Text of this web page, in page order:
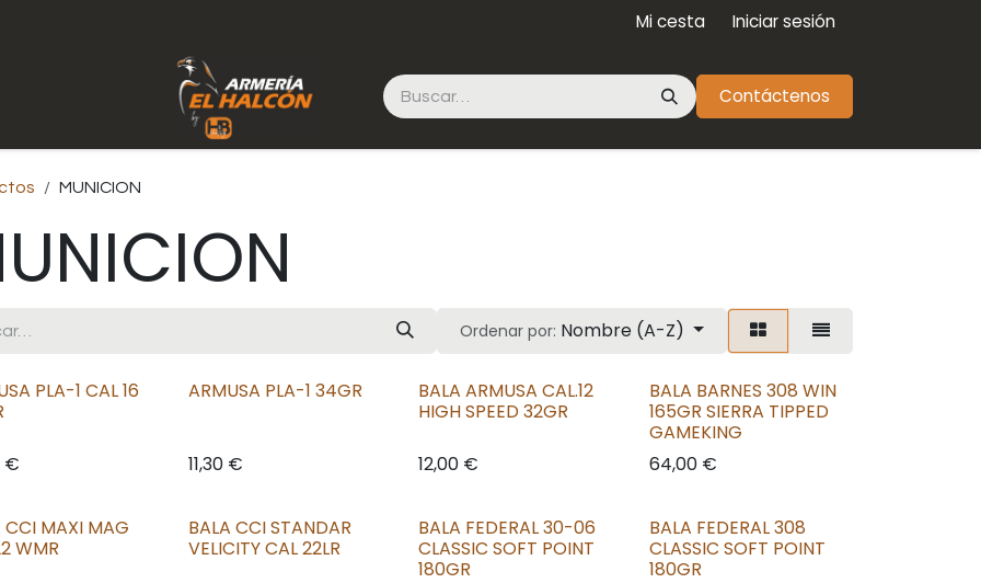
Mi cesta Iniciar sesión
Contáctenos
MUNICION
Ordenar por: Nombre (A-Z)
PLA-1 CAL 16
€
ARMUSA PLA-1 34GR
11,30 €
BALA ARMUSA CAL.12
HIGH SPEED 32GR
12,00 €
BALA BARNES 308 WIN
165GR SIERRA TIPPED
GAMEKING
64,00€
CCI MAXI MAG
WMR
BALA CCI STANDAR
VELICITY CAL 22LR
BALA FEDERAL 30-06
CLASSIC SOFT POINT
180GR
BALA FEDERAL 308
CLASSIC SOFT POINT
180GR